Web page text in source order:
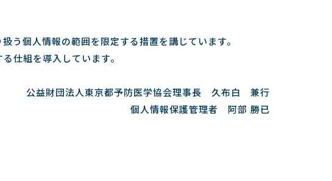
う個人情報の範囲を限定する措置を講じています。
仕組を導入しています。
公益財団法人東京都予防医学協会理事長 久布白 兼行
個人情報保護管理者 阿部 勝已